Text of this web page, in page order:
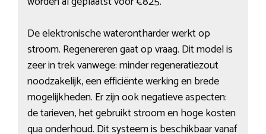
De elektronische waterontharder werkt op
stroom. Regenereren gaat op vraag. Dit model is
zeer in trek vanwege: minder regeneratiezout
noodzakelijk, een efficiënte werking en brede
mogelijkheden. Er zijn ook negatieve aspecten:
de tarieven, het gebruikt stroom en hoge kosten
qua onderhoud. Dit systeem is beschikbaar vanaf